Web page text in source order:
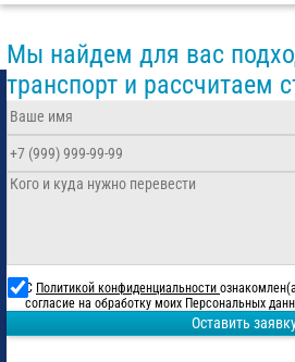
Мы найдем для вас
транспорт и рассчитаем
С Политикой конфиденциальности
согласие на обработку моих Персональных
Оставить